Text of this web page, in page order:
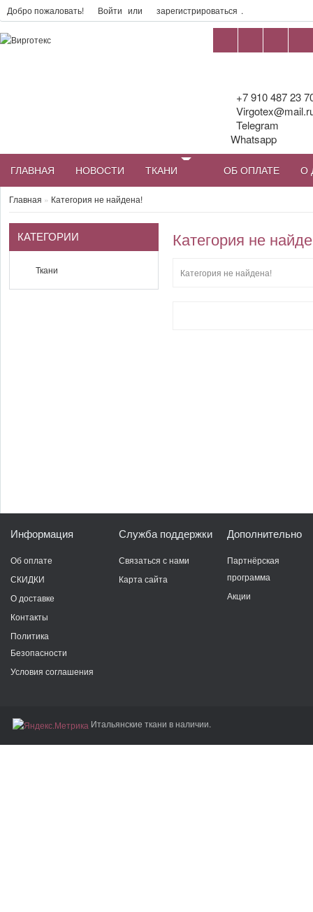
Добро пожаловать! Войти или зарегистрироваться .
+7 910 487 23
Telegram
Whatsapp
ГЛАВНАЯ НОВОСТИ ТКАНИ ОБ ОПЛАТЕ О
Главная » Категория не найдена!
КАТЕГОРИИ
Ткани
Категория не
Категория не найдена!
Информация
Об оплате
СКИДКИ
О доставке
Контакты
Политика
Безопасности
Условия соглашения
Служба поддержки
Связаться с нами
Карта сайта
Дополнительно
Партнёрская
программа
Акции
Итальянские ткани в наличии.